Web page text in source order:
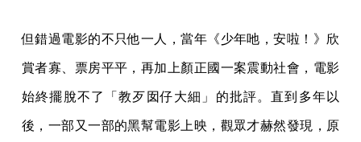
但錯過電影的不只他一人，當年《少年吔，安啦！》欣
賞者寡、票房平平，再加上顏正國一案震動社會，電影
始終擺脫不了「教歹囡仔大細」的批評。直到多年以
後，一部又一部的黑幫電影上映，觀眾才赫然發現，原